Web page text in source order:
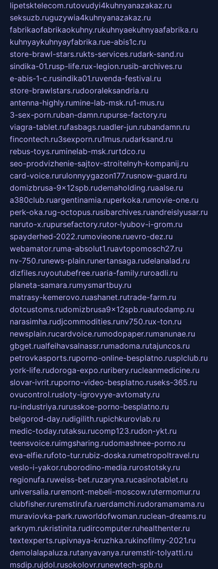
lipetsktelecom.rutovudyi4kuhnyanazakaz.ru
seksuzb.ruguzywia4kuhnyanazakaz.ru
fabrikaofabrikaokuhny.rukuhnyaekuhnyaafabrika.ru
kuhnyaykuhnyayfabrika.rue-abis1c.ru
store-brawl-stars.rukts-services.rudark-sand.ru
sindika-01.rusp-life.rux-legion.rusib-archives.ru
e-abis-1-c.rusindika01.ruvenda-festival.ru
store-brawlstars.rudooraleksandria.ru
antenna-highly.rumine-lab-msk.ru1-mus.ru
3-sex-porn.ruban-damn.rupurse-factory.ru
viagra-tablet.rufasbags.ruadler-jun.rubandamn.ru
fincontech.ru3sexporn.ru1mus.rudarksand.ru
rebus-toys.ruminelab-msk.rurtdco.ru
seo-prodvizhenie-sajtov-stroitelnyh-kompanij.ru
card-voice.rurulonnyygazon177.rusnow-guard.ru
domizbrusa-9x12spb.rudemaholding.ruaalse.ru
a380club.ruargentinamia.ruperkoka.rumovie-one.ru
perk-oka.rug-octopus.rusibarchives.ruandreislyusar.ru
naruto-x.rupursefactory.rutor-lyubov-i-grom.ru
spayderhed-2022.rumovieone.ruevro-dez.ru
webamator.ruma-absolut1.ruavtopomosch27.ru
nv-750.runews-plain.runertansaga.rudelanalad.ru
dizfiles.ruyoutubefree.ruaria-family.ruroadli.ru
planeta-samara.rumysmartbuy.ru
matrasy-kemerovo.ruashanet.rutrade-farm.ru
dotcustoms.rudomizbrusa9x12spb.ruautodamp.ru
narasimha.rudjcommodities.runv750.rux-ton.ru
newsplain.rucardvoice.rumodopaper.rumanunae.ru
gbget.rualfeihavsalnassr.rumadoma.rutajuncos.ru
petrovkasports.ruporno-online-besplatno.rusplclub.ru
york-life.rudoroga-expo.ruribery.rucleanmedicine.ru
slovar-ivrit.ruporno-video-besplatno.ruseks-365.ru
ovucontrol.rusloty-igrovyye-avtomaty.ru
ru-industriya.rurusskoe-porno-besplatno.ru
belgorod-day.rudigilith.rupichkurovlab.ru
medic-today.rutaksu.rucomp123.rudon-ykt.ru
teensvoice.ruimgsharing.rudomashnee-porno.ru
eva-elfie.rufoto-tur.rubiz-doska.rumetropoltravel.ru
veslo-i-yakor.ruborodino-media.rurostotsky.ru
regionufa.ruweiss-bet.ruzaryna.rucasinotablet.ru
universalia.ruremont-mebeli-moscow.rutermomur.ru
clubfisher.ruremstirufa.ruerdamchi.rudoramamama.ru
muraviovka-park.ruworldofwoman.ruclean-dreams.ru
arkrym.rukristinita.rudircomputer.ruhealthenter.ru
textexperts.rupivnaya-kruzhka.rukinofilmy-2021.ru
demolalapaluza.rutanyavanya.ruremstir-tolyatti.ru
msdip.rujdol.rusokolovr.runewtech-spb.ru